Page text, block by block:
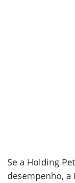
Se a Holding
desempenho, a